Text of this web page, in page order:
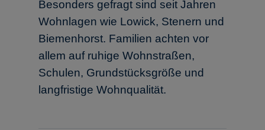
Besonders gefragt sind seit Jahren
Wohnlagen wie Lowick, Stenern und
Biemenhorst. Familien achten vor
allem auf ruhige Wohnstraßen,
Schulen, Grundstücksgröße und
langfristige Wohnqualität.